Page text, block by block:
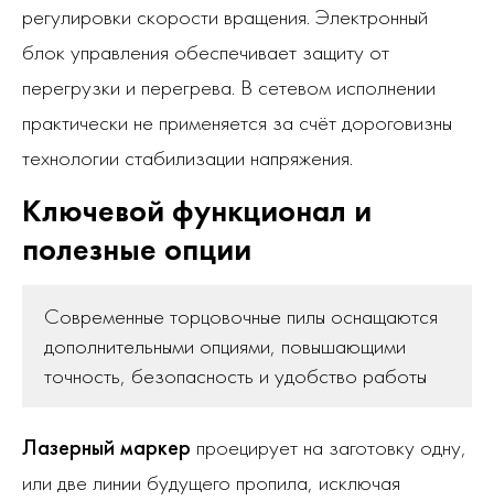
регулировки скорости вращения. Электронный
блок управления обеспечивает защиту от
перегрузки и перегрева. В сетевом исполнении
практически не применяется за счёт дороговизны
технологии стабилизации напряжения.
Ключевой функционал и
полезные опции
Современные торцовочные пилы оснащаются
дополнительными опциями, повышающими
точность, безопасность и удобство работы
Лазерный маркер проецирует на заготовку одну,
или две линии будущего пропила, исключая